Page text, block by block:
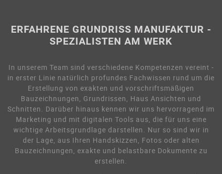
ERFAHRENE GRUNDRISS MANUFAKTUR -
SPEZIALISTEN AM WERK
In unserem Team sind verschiedene Kompetenzen vereint -
in erster Linie natürlich profundes Fachwissen rund um die
Erstellung von exakten und vorschriftsmäßigen
Bauzeichnungen, Grundrissen, Haus Ansichten und
Schnitten. Darüber hinaus kennen wir uns hervorragend im
Marketing und mit digitalen Tools aus, die für uns eine
wichtige Arbeitsgrundlage darstellen. Nur so sind wir in
der Lage, aus Ihren Handskizzen, Fotos oder alten
Bauzeichnungen, exakte und belastbare Dokumente zu
erstellen.